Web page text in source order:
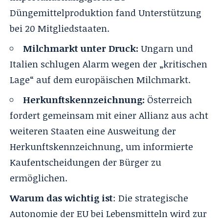
Düngemittelproduktion fand Unterstützung
bei 20 Mitgliedstaaten.
Milchmarkt unter Druck: Ungarn und
Italien schlugen Alarm wegen der „kritischen
Lage“ auf dem europäischen Milchmarkt.
Herkunftskennzeichnung: Österreich
fordert gemeinsam mit einer Allianz aus acht
weiteren Staaten eine Ausweitung der
Herkunftskennzeichnung, um informierte
Kaufentscheidungen der Bürger zu
ermöglichen.
Warum das wichtig ist: Die strategische
Autonomie der EU bei Lebensmitteln wird zur